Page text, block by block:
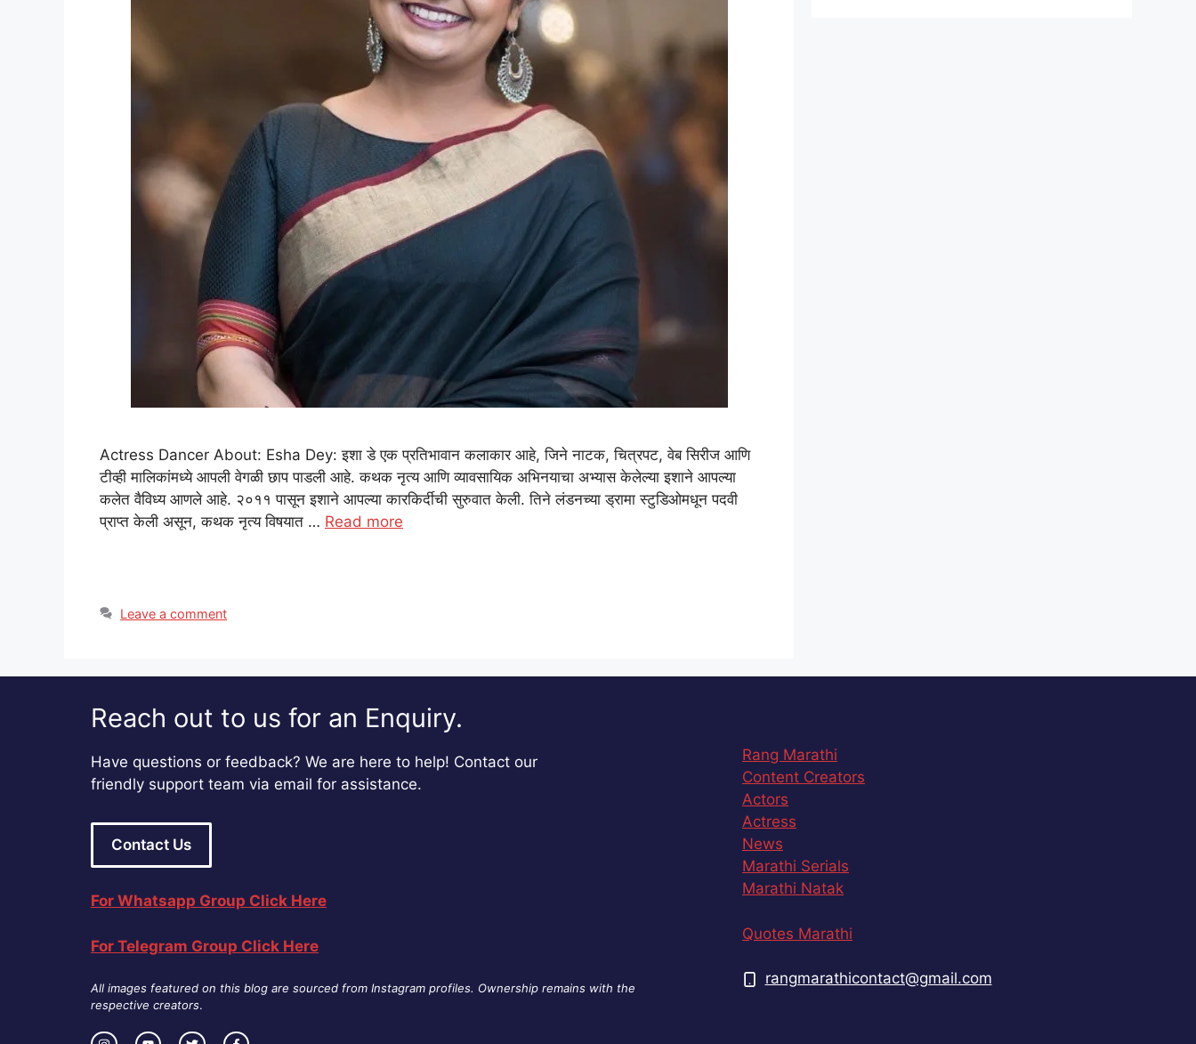
Actress Dancer About: Esha Dey: इशा डे एक प्रतिभावान कलाकार आहे, जिने नाटक, चित्रपट, वेब सिरीज आणि
टीव्ही मालिकांमध्ये आपली वेगळी छाप पाडली आहे. कथक नृत्य आणि व्यावसायिक अभिनयाचा अभ्यास केलेल्या इशाने आपल्या
कलेत वैविध्य आणले आहे. २०११ पासून इशाने आपल्या कारकिर्दीची सुरुवात केली. तिने लंडनच्या ड्रामा स्टुडिओमधून पदवी
प्राप्त केली असून, कथक नृत्य विषयात … Read more
Leave a comment
Reach out to us for an Enquiry.
Have questions or feedback? We are here to help! Contact our
friendly support team via email for assistance.
Contact Us
For Whatsapp Group Click Here
For Telegram Group Click Here
All images featured on this blog are sourced from Instagram profiles. Ownership remains with the
respective creators.
Rang Marathi
Content Creators
Actors
Actress
News
Marathi Serials
Marathi Natak
Quotes Marathi
rangmarathicontact@gmail.com